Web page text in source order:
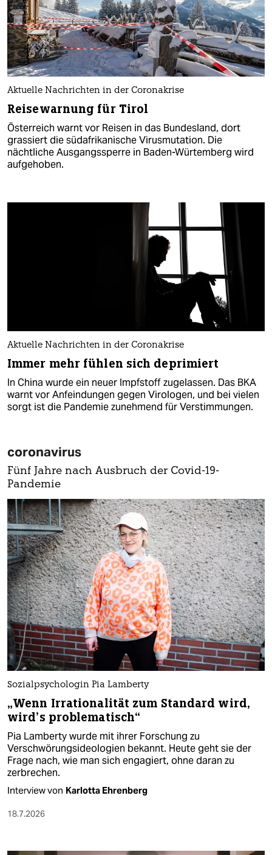
Aktuelle Nachrichten in der Coronakrise
Reisewarnung für Tirol
Österreich warnt vor Reisen in das Bundesland, dort
grassiert die südafrikanische Virusmutation. Die
nächtliche Ausgangssperre in Baden-Würtemberg wird
aufgehoben.
Aktuelle Nachrichten in der Coronakrise
Immer mehr fühlen sich deprimiert
In China wurde ein neuer Impfstoff zugelassen. Das BKA
warnt vor Anfeindungen gegen Virologen, und bei vielen
sorgt ist die Pandemie zunehmend für Verstimmungen.
coronavirus
Fünf Jahre nach Ausbruch der Covid-19-
Pandemie
Sozialpsychologin Pia Lamberty
„Wenn Irrationalität zum Standard wird,
wird’s problematisch“
Pia Lamberty wurde mit ihrer Forschung zu
Verschwörungsideologien bekannt. Heute geht sie der
Frage nach, wie man sich engagiert, ohne daran zu
zerbrechen.
Interview von Karlotta Ehrenberg
18.7.2026